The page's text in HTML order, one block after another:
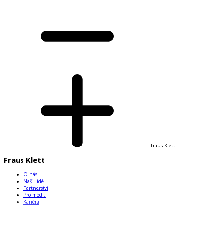
Fraus Klett
Fraus Klett
O nás
Naši lidé
Partnerství
Pro média
Kariéra